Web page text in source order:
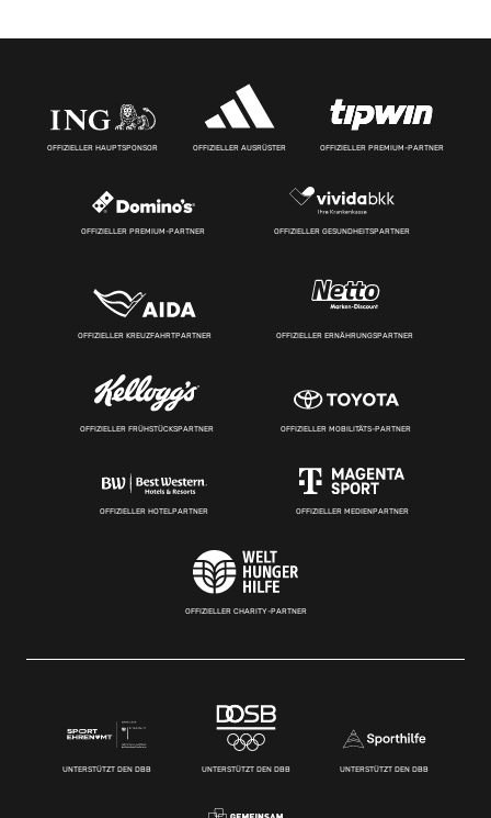
OFFIZIELLER HAUPTSPONSOR OFFIZIELLER AUSRÜSTER OFFIZIELLER PREMIUM-PARTNER
OFFIZIELLER PREMIUM-PARTNER OFFIZIELLER GESUNDHEITSPARTNER
OFFIZIELLER KREUZFAHRTPARTNER OFFIZIELLER ERNÄHRUNGSPARTNER
OFFIZIELLER FRÜHSTÜCKSPARTNER OFFIZIELLER MOBILITÄTS-PARTNER
OFFIZIELLER HOTELPARTNER OFFIZIELLER MEDIENPARTNER
OFFIZIELLER CHARITY-PARTNER
UNTERSTÜTZT DEN DBB UNTERSTÜTZT DEN DBB UNTERSTÜTZT DEN DBB